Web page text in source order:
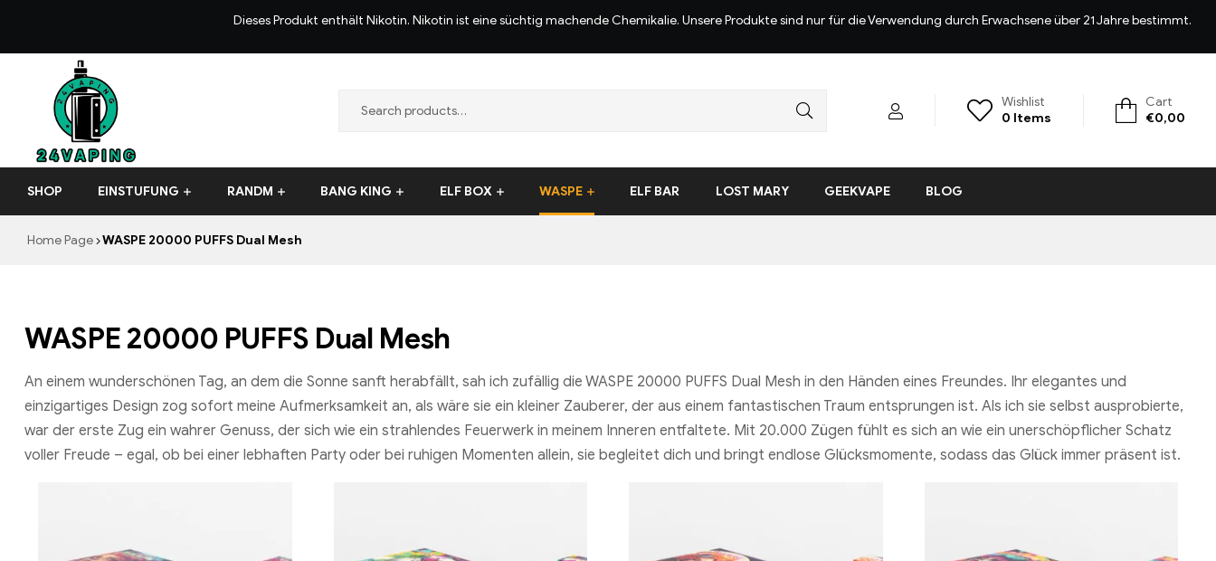
Dieses Produkt enthält Nikotin. Nikotin ist eine süchtig machende Chemikalie. Unsere Produkte sind nur für die Verwendung durch Erwachsene über 21 Jahre bestimmt.
24VAPING.COM
Wishlist
0 Items
Cart
€0,00
SHOP EINSTUFUNG RANDM BANG KING ELF BOX WASPE ELF BAR LOST MARY GEEKVAPE BLOG
Home Page WASPE 20000 PUFFS Dual Mesh
WASPE 20000 PUFFS Dual Mesh
An einem wunderschönen Tag, an dem die Sonne sanft herabfällt, sah ich zufällig die WASPE 20000 PUFFS Dual Mesh in den Händen eines Freundes. Ihr elegantes und
einzigartiges Design zog sofort meine Aufmerksamkeit an, als wäre sie ein kleiner Zauberer, der aus einem fantastischen Traum entsprungen ist. Als ich sie selbst ausprobierte,
war der erste Zug ein wahrer Genuss, der sich wie ein strahlendes Feuerwerk in meinem Inneren entfaltete. Mit 20.000 Zügen fühlt es sich an wie ein unerschöpflicher Schatz
voller Freude – egal, ob bei einer lebhaften Party oder bei ruhigen Momenten allein, sie begleitet dich und bringt endlose Glücksmomente, sodass das Glück immer präsent ist.